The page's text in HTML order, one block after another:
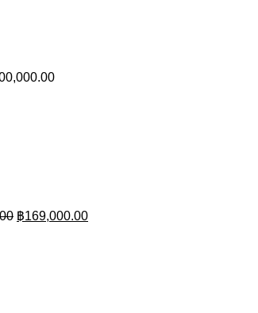
Original
฿169,000.00Current